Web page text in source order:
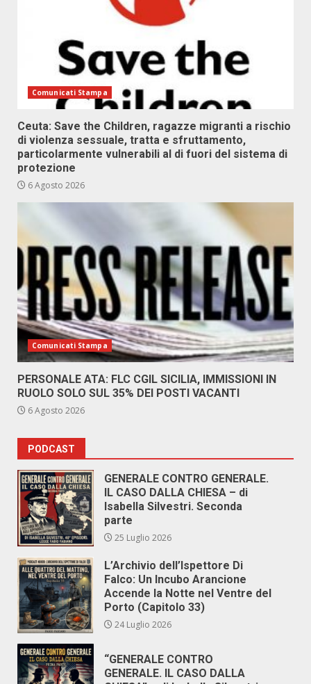
Comunicati Stampa
Ceuta: Save the Children, ragazze migranti a rischio
di violenza sessuale, tratta e sfruttamento,
particolarmente vulnerabili al di fuori del sistema di
protezione
6 Agosto 2026
Comunicati Stampa
PERSONALE ATA: FLC CGIL SICILIA, IMMISSIONI IN
RUOLO SOLO SUL 35% DEI POSTI VACANTI
6 Agosto 2026
PODCAST
GENERALE CONTRO GENERALE.
IL CASO DALLA CHIESA – di
Isabella Silvestri. Seconda
parte
25 Luglio 2026
L’Archivio dell’Ispettore Di
Falco: Un Incubo Arancione
Accende la Notte nel Ventre del
Porto (Capitolo 33)
24 Luglio 2026
“GENERALE CONTRO
GENERALE. IL CASO DALLA